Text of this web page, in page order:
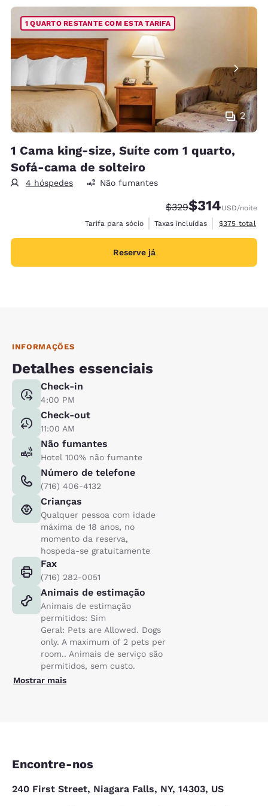
2
1 QUARTO RESTANTE COM ESTA TARIFA
1 Cama king-size, Suíte com 1 quarto,
Sofá-cama de solteiro
4 hóspedes Não fumantes
Tarifa anterior
$329Tarifa com
$314USD/noite
Tarifa para sócio
Taxas incluídas Exibir
$375 total
Reserve já
INFORMAÇÕES
Detalhes essenciais
Check-in
4:00 PM
Check-out
11:00 AM
Não fumantes
Hotel 100% não fumante
Número de telefone
(716) 406-4132
Crianças
Qualquer pessoa com idade
máxima de 18 anos, no
momento da reserva,
hospeda-se gratuitamente
Fax
(716) 282-0051
Animais de estimação
Animais de estimação
permitidos: Sim
Geral: Pets are Allowed. Dogs
only. A maximum of 2 pets per
room.. Animais de serviço são
permitidos, sem custo.
Mostrar mais
Encontre-nos
240 First Street, Niagara Falls, NY, 14303, US